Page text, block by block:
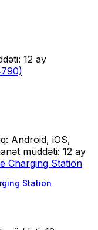
12 ay
Android, iOS,
müddəti: 12 ay
Station